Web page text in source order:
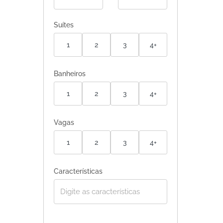
Suítes
1 2 3 4+
Banheiros
1 2 3 4+
Vagas
1 2 3 4+
Características